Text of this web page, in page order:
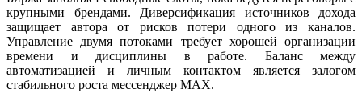
крупными брендами. Диверсификация источников дохода
защищает автора от рисков потери одного из каналов.
Управление двумя потоками требует хорошей организации
времени и дисциплины в работе. Баланс между
автоматизацией и личным контактом является залогом
стабильного роста мессенджер MAX.